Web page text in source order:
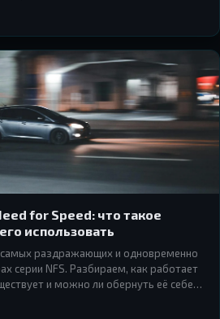
for Speed: что такое
использовать
раздражающих и одновременно
серии NFS. Разбираем, как работает
и можно ли обернуть её себе